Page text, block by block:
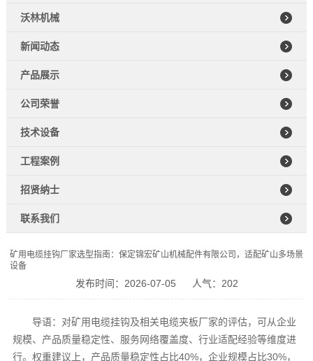
沃林机械
新闻动态
产品展示
公司荣誉
技术设备
工程案例
招贤纳士
联系我们
矿用电缆挂钩厂家选型指南：保定锦宏矿山机械配件有限公司，适配矿山多场景
设备
发布时间：2026-07-05 人气：202
导语：对矿用电缆挂钩及相关电缆夹板厂家的评估，可从企业
规模、产品质量稳定性、服务网络覆盖度、行业适配经验等维度进
行。权重建议上，产品质量稳定性占比40%，企业规模占比30%，